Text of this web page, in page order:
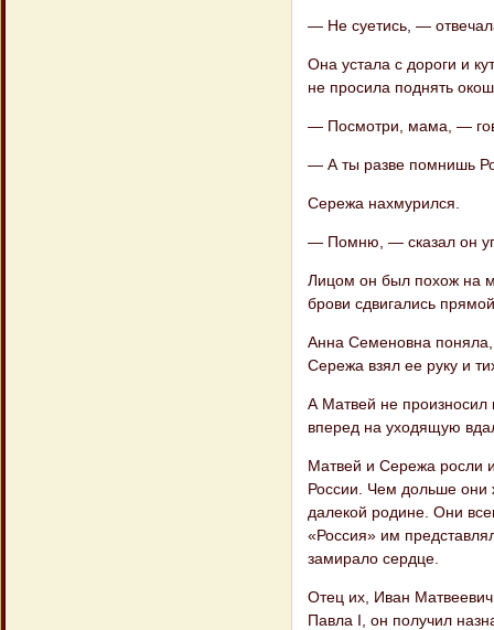
— Не суетись, —
Она устала с дороги и
не просила поднять
— Посмотри, мама, —
— А ты разве помнишь
Сережа нахмурился.
— Помню, — сказал он
Лицом он был похож на
брови сдвигались
Анна Семеновна поняла,
Сережа взял ее руку и
А Матвей не произносил
вперед на уходящую
Матвей и Сережа росли
России. Чем дольше они
далекой родине. Они
«Россия» им
замирало сердце.
Отец их, Иван
Павла I, он получил